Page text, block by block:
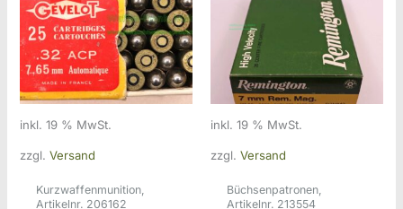
inkl. 19 % MwSt.
zzgl.Versand
Kurzwaffenmunition,
Artikelnr. 206162
inkl. 19 % MwSt.
zzgl. Versand
Büchsenpatronen,
Artikelnr. 213554